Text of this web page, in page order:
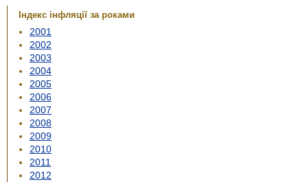
Індекс інфляції за роками
2001
2002
2003
2004
2005
2006
2007
2008
2009
2010
2011
2012